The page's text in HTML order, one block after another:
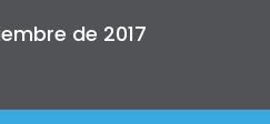
de 2017